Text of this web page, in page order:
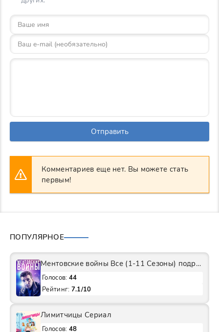
Отправить
Комментариев еще нет. Вы можете стать
первым!
ПОПУЛЯРНОЕ
Ментовские войны Все (1-11 Сезоны) подряд Сериал
Голосов: 44
Рейтинг: 7.1/10
Лимитчицы Сериал
Голосов: 48